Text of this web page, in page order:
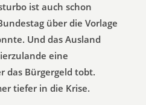
ist auch schon
über die Vorlage
Und das Ausland
eine
das Bürgergeld tobt.
tiefer in die Krise.